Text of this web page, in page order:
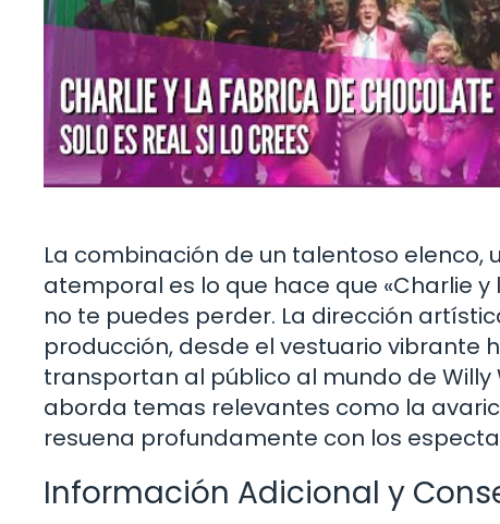
La combinación de un talentoso
atemporal es lo que hace que «Charlie
no te puedes perder. La dirección
producción, desde el vestuario vibrante
transportan al público al mundo de
aborda temas relevantes como la
resuena profundamente con los
Información Adicional y